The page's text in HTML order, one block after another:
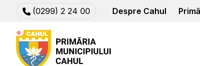
(0299) 2 24 00 Despre Cahul